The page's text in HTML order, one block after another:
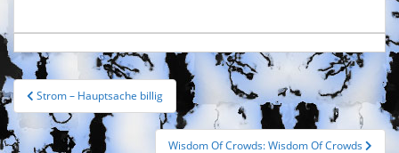
Beitragsnavigation
Strom – Hauptsache billig
Wisdom Of Crowds: Wisdom Of Crowds